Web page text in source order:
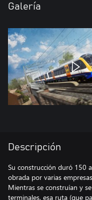
Galería
Descripción
Su construcción duró 150
obrada por varias
Mientras se construían y
terminales, esa ruta (que